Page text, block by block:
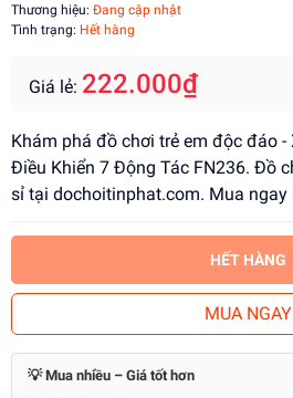
Thương hiệu: Đang cập nhật
Tình trạng: Hết hàng
Giá lẻ: 222.000₫
Khám phá đồ chơi trẻ em độc đáo
Điều Khiển 7 Động Tác FN236. Đồ
sỉ tại dochoitinphat.com. Mua ngay
HẾT HÀNG
MUA NGAY
💡 Mua nhiều – Giá tốt hơn